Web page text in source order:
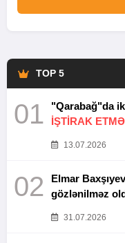
TOP 5
01 "Qarabağ"da
İŞTİRAK
13.07.2026
02
Elmar
gözlənilməz
31.07.2026